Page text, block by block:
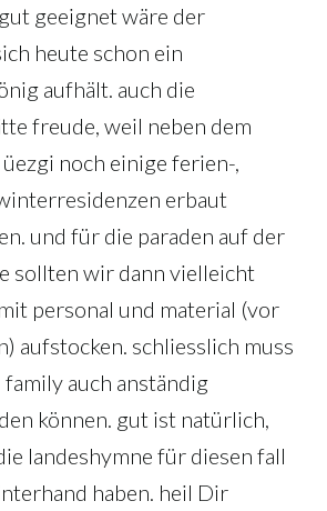
geeignet wäre der
heute schon ein
aufhält. auch die
freude, weil neben dem
noch einige ferien-,
erbaut
und für die paraden auf der
sollten wir dann vielleicht
personal und material (vor
aufstocken. schliesslich muss
auch anständig
können. gut ist natürlich,
landeshymne für diesen fall
haben. heil Dir